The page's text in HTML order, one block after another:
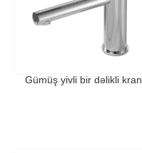
Gümüş yivli bir dəlikli kran